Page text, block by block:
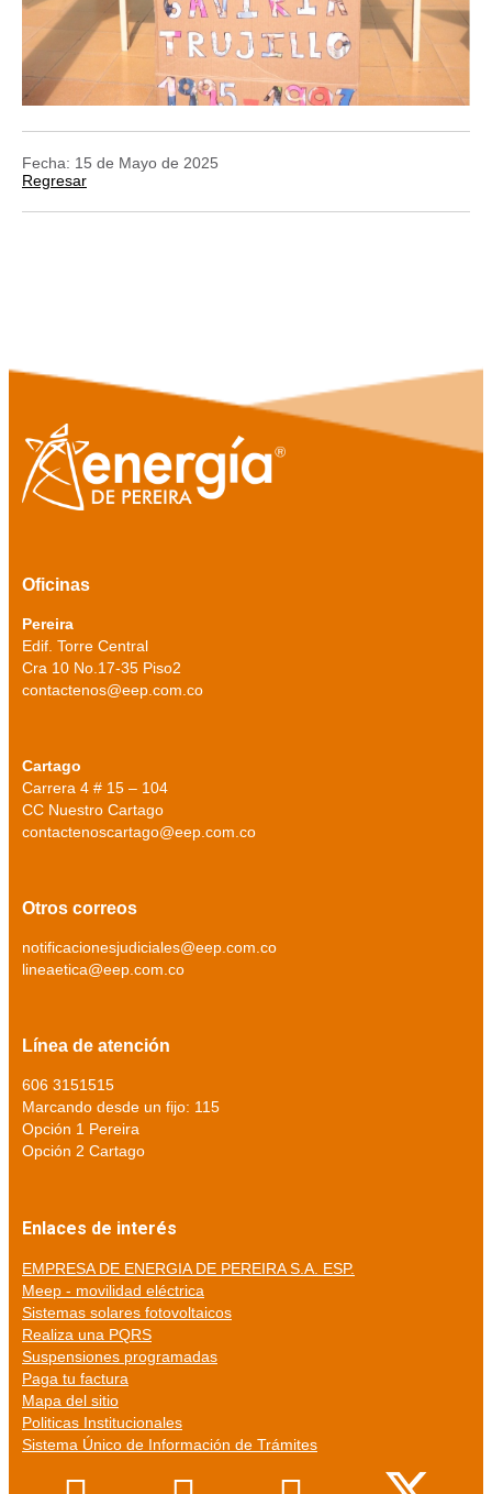
Fecha: 15 de Mayo de 2025
Regresar
Oficinas
Pereira
Edif. Torre Central
Cra 10 No.17-35 Piso2
contactenos@eep.com.co
Cartago
Carrera 4 # 15 – 104
CC Nuestro Cartago
contactenoscartago@eep.com.co
Otros correos
notificacionesjudiciales@eep.com.co
lineaetica@eep.com.co
Línea de atención
606 3151515
Marcando desde un fijo: 115
Opción 1 Pereira
Opción 2 Cartago
Enlaces de interés
EMPRESA DE ENERGIA DE PEREIRA S.A. ESP.
Meep - movilidad eléctrica
Sistemas solares fotovoltaicos
Realiza una PQRS
Suspensiones programadas
Paga tu factura
Mapa del sitio
Politicas Institucionales
Sistema Único de Información de Trámites